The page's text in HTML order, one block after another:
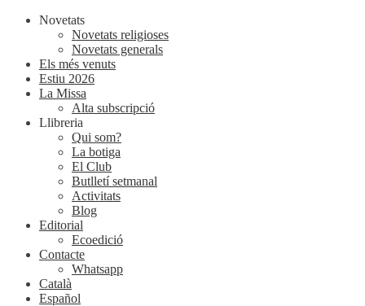
Novetats
Novetats religioses
Novetats generals
Els més venuts
Estiu 2026
La Missa
Alta subscripció
Llibreria
Qui som?
La botiga
El Club
Butlletí setmanal
Activitats
Blog
Editorial
Ecoedició
Contacte
Whatsapp
Català
Español